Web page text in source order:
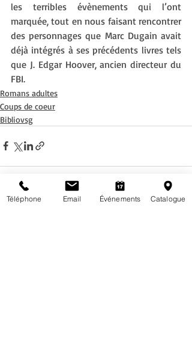
les terribles évènements qui l’ont
marquée, tout en nous faisant rencontrer
des personnages que Marc Dugain avait
déjà intégrés à ses précédents livres tels
que J. Edgar Hoover, ancien directeur du
FBI.
Romans adultes
Coups de coeur
Bibliovsg
Téléphone Email Événements Catalogue